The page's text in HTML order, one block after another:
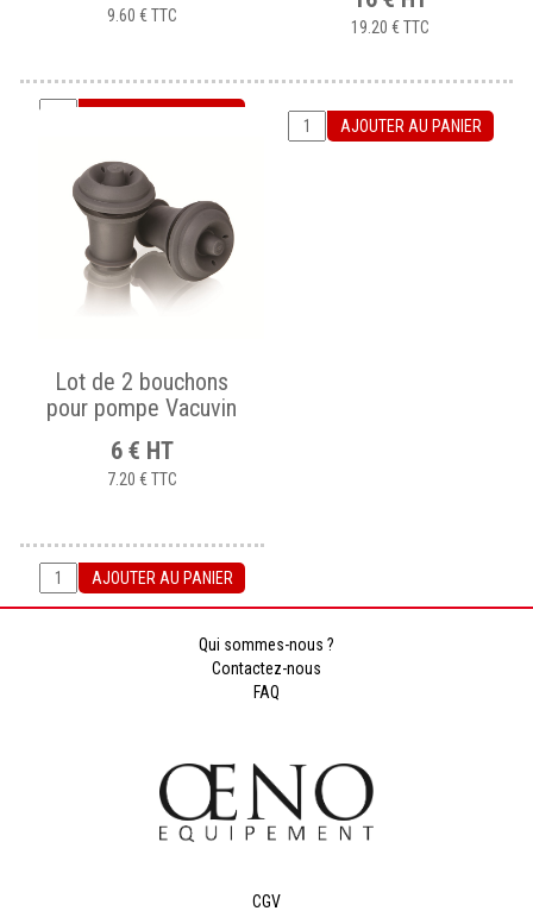
9.60 €TTC
19.20 €TTC
AJOUTER AU PANIER
Lot de 2 bouchons
pour pompe Vacuvin
6€ HT
7.20 €TTC
AJOUTER AU PANIER
Qui sommes-nous ?
Contactez-nous
FAQ
CGV